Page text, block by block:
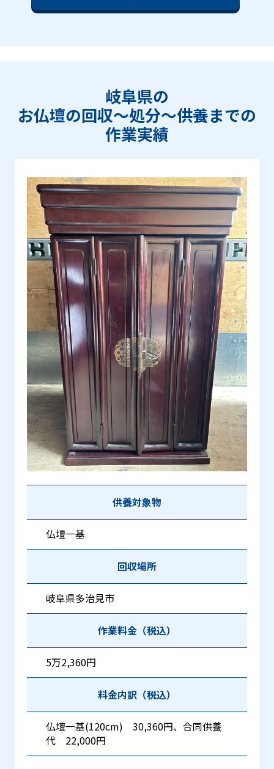
岐阜県の
お仏壇の回収〜処分〜供養までの
作業実績
供養対象物
仏壇一基
回収場所
岐阜県多治見市
作業料金（税込）
5万2,360円
料金内訳（税込）
仏壇一基(120cm) 30,360円、合同供養
代 22,000円